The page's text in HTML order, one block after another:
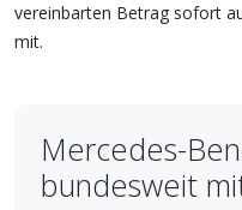
vereinbarten Betrag sofort
mit.
Mercedes-
bundesweit